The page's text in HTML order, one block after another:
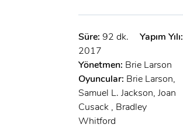
Süre: 92 dk.
Yapım Yılı:
2017
Yönetmen: Brie Larson
Oyuncular: Brie Larson,
Samuel L. Jackson, Joan
Cusack , Bradley
Whitford